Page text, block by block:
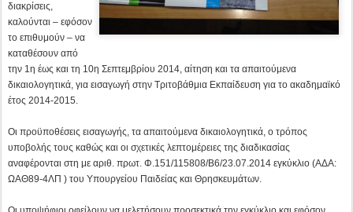
διακρίσεις,
καλούνται – εφόσον
το επιθυμούν – να
καταθέσουν από
την 1η έως και τη 10η Σεπτεμβρίου 2014, αίτηση και τα απαιτούμενα
δικαιολογητικά, για εισαγωγή στην Τριτοβάθμια Εκπαίδευση για το ακαδημαϊκό
έτος 2014-2015.
Οι προϋποθέσεις εισαγωγής, τα απαιτούμενα δικαιολογητικά, ο τρόπος
υποβολής τους καθώς και οι σχετικές λεπτομέρειες της διαδικασίας
αναφέρονται στη με αριθ. πρωτ. Φ.151/115808/Β6/23.07.2014 εγκύκλιο (ΑΔΑ:
ΩΑΘ89-4ΛΠ ) του Υπουργείου Παιδείας και Θρησκευμάτων.